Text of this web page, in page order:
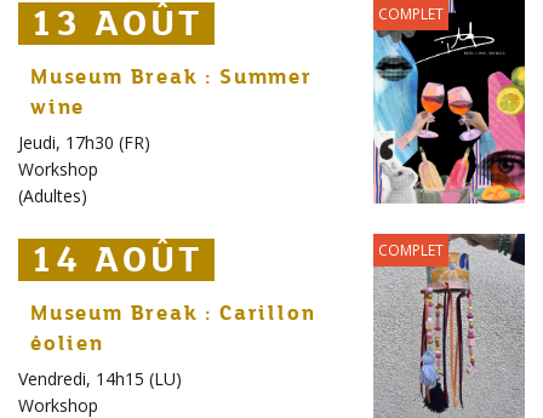
13 AOÛT
13 AOÛT
13 AOÛT COMPLET
Museum Break : Summer
wine
Jeudi, 17h30 (FR)
Workshop
(Adultes)
14 AOÛT
14 AOÛT
14 AOÛT COMPLET
Museum Break : Carillon
éolien
Vendredi, 14h15 (LU)
Workshop